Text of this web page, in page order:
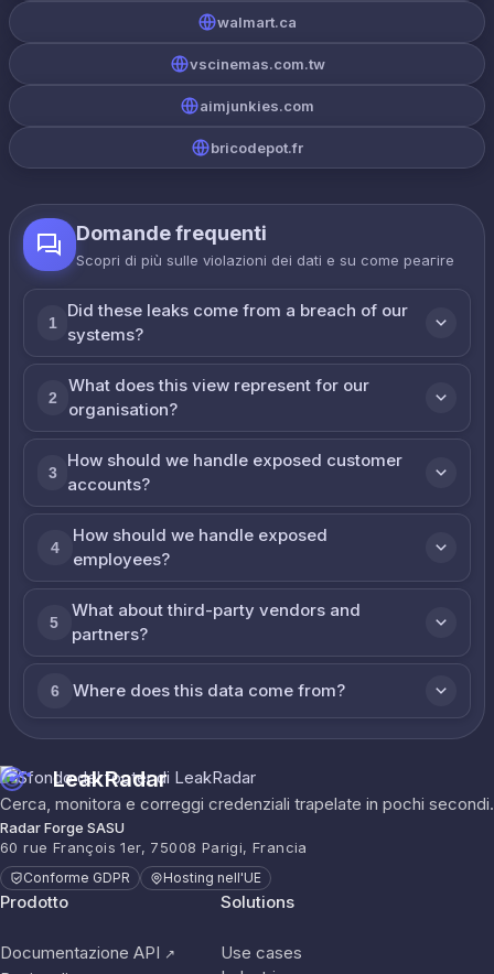
walmart.ca
vscinemas.com.tw
aimjunkies.com
bricodepot.fr
Domande frequenti
Scopri di più sulle violazioni dei dati e su come реагire
1
Did these leaks come from a breach of our
systems?
2
What does this view represent for our
organisation?
3
How should we handle exposed customer
accounts?
4
How should we handle exposed
employees?
5
What about third-party vendors and
partners?
6 Where does this data come from?
LeakRadar
Cerca, monitora e correggi credenziali trapelate in pochi secondi.
Radar Forge SASU
60 rue François 1er, 75008 Parigi, Francia
Conforme GDPR Hosting nell'UE
Prodotto
Documentazione API ↗
Solutions
Use cases